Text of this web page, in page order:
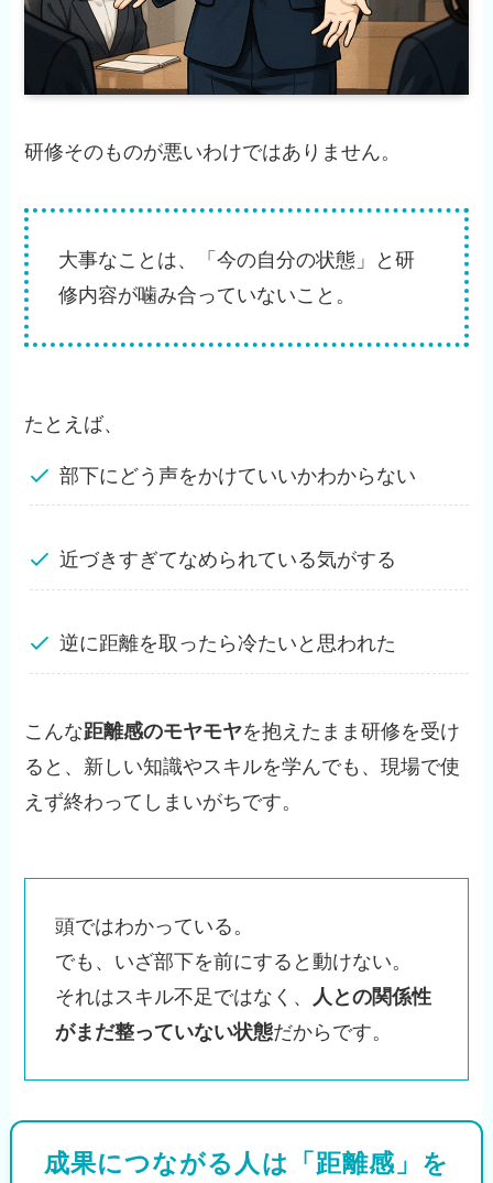
研修そのものが悪いわけではありません。
大事なことは、「今の自分の状態」と研
修内容が噛み合っていないこと。
たとえば、
部下にどう声をかけていいかわからない
近づきすぎてなめられている気がする
逆に距離を取ったら冷たいと思われた
こんな距離感のモヤモヤを抱えたまま研修を受け
ると、新しい知識やスキルを学んでも、現場で使
えず終わってしまいがちです。
頭ではわかっている。
でも、いざ部下を前にすると動けない。
それはスキル不足ではなく、 人との関係性
がまだ整っていない状態だからです。
成果につながる人は「距離感」を